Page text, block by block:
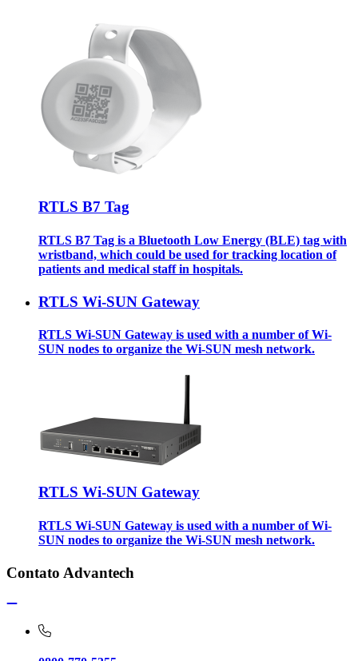
RTLS B7 Tag
RTLS B7 Tag is a Bluetooth Low Energy (BLE) tag with
wristband, which could be used for tracking location of
patients and medical staff in hospitals.
RTLS Wi-SUN Gateway
RTLS Wi-SUN Gateway is used with a number of Wi-
SUN nodes to organize the Wi-SUN mesh network.
RTLS Wi-SUN Gateway
RTLS Wi-SUN Gateway is used with a number of Wi-
SUN nodes to organize the Wi-SUN mesh network.
Contato Advantech